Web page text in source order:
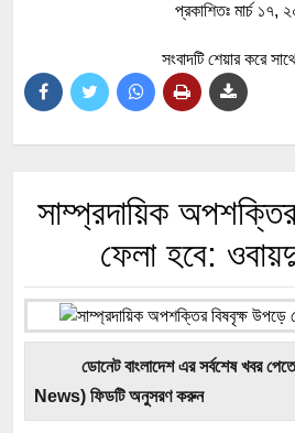
প্রকাশিতঃ মার্চ ১৭,
সংবাদটি শেয়ার করে
সাম্প্রদায়িক
ফেলা হবে:
ডোনেট বাংলাদেশ এর সর্বশেষ খবর
News) ফিডটি অনুসরণ করুন